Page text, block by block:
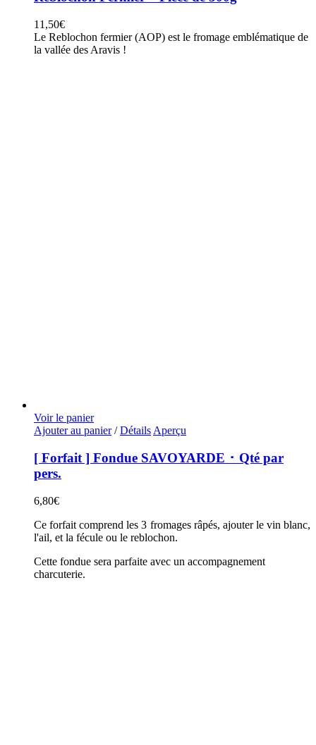
11,50€
Le Reblochon fermier (AOP) est le fromage emblématique de
la vallée des Aravis !
Voir le panier
Ajouter au panier / Détails Aperçu
[ Forfait ] Fondue SAVOYARDE ･ Qté par
pers.
6,80€
Ce forfait comprend les 3 fromages râpés, ajouter le vin blanc,
l'ail, et la fécule ou le reblochon.
Cette fondue sera parfaite avec un accompagnement
charcuterie.